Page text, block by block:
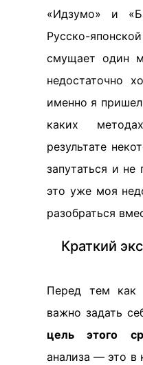
«Идзумо» и
Русско-
смущает один
недостаточно
именно я
каких
результате
запутаться и
это уже моя
разобраться
Краткий
Перед тем как
важно задать
цель этого
анализа — это в